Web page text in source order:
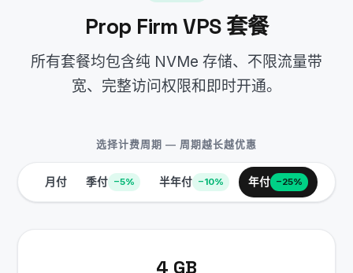
Prop Firm VPS 套餐
所有套餐均包含纯 NVMe 存储、不限流量带
宽、完整访问权限和即时开通。
选择计费周期 — 周期越长越优惠
月付 季付 −5% 半年付 −10% 年付 −25%
4 GB